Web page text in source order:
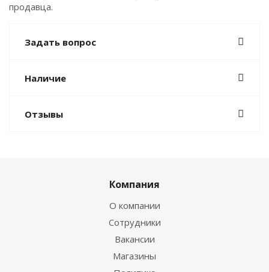
продавца.
Задать вопрос
Наличие
Отзывы
Компания
О компании
Сотрудники
Вакансии
Магазины